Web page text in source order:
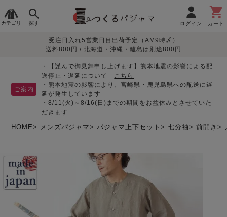
カテゴリ 探す ログイン カート
レディースパジャマ
春 夏
生地で
さがす
オーガニック素材
目的別で
さがす
敏感肌用
パジャマ
入院・介護
胸が目立たない
マタニティ
パジャマ
ペアで
そろえたい
デザインで
さがす
ィース
パジャマ
前開き かぶり
夏パジャマ特集 つくるパジャマとは
お支払い・送料・配送
について
返品・交換について
受注日入れ5営業日目出荷予定（AM9時〆）
送料800円 / 北海道・沖縄・離島は別途800円
ご案内
・【謹んで御見舞申し上げます】熊本地震の影響による配
送停止・遅延について こちら
・熊本地震の影響により、宮崎県・鹿児島県への配送に遅
延が発生しています
・8/11(火)～8/16(日)までの期間をお盆休みとさせていた
だきます
HOME メンズパジャマ パジャマ上下セット 七分袖 前開き